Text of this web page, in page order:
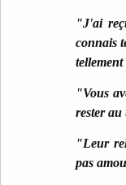
"J'ai
connais
"Vous
rester au
"Leur
pas